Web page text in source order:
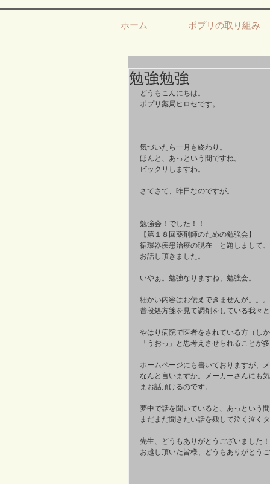
ホーム ポプリの取り組み
勉強勉強
どうもこんにちは。
ポプリ薬局ヒロセです。
気づいたら一月も終わり。
ほんと、あっという間ですね。
ビックリしますわ。
さてさて、昨日なのですが。
勉強会！でした！！
【第１８回薬剤師のための勉強会】
循環器疾患治療の現在　と題しまして
お話し頂きました。
いやぁ。勉強なりますね、勉強会。
細かい内容はお伝えできませんが。。。
普段処方箋を見て調剤をしている我々
やはり病院で医者をされている方（し
「うおっ」と思考えさせられることが
ホームページにも書いておりますが、
なんと言いますか。メーカーさんにも
まお話頂けるのです。
夢中で話を聞いていると、あっという
まだまだ聞きたい話を残して泣く泣く
先生、どうもありがとうございました！
お越し頂いた皆様、どうもありがとう